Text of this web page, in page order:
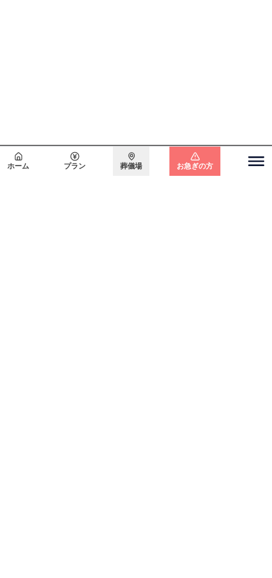
会員登録で
最大15万円割引
ホーム プラン 葬儀場
関東エリア お急ぎの方